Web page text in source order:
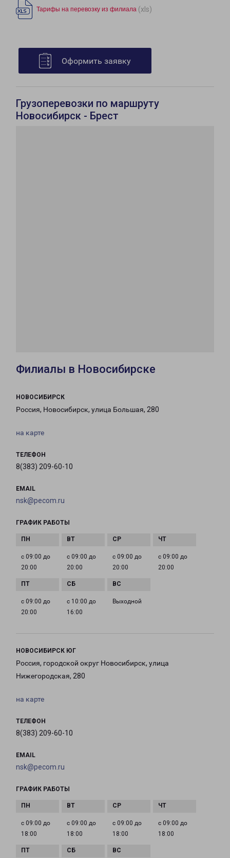
Тарифы на перевозку из филиала (xls)
Оформить заявку
Грузоперевозки по маршруту
Новосибирск - Брест
Филиалы в Новосибирске
НОВОСИБИРСК
Россия, Новосибирск, улица Большая, 280
на карте
ТЕЛЕФОН
8(383) 209-60-10
EMAIL
nsk@pecom.ru
ГРАФИК РАБОТЫ
с 09:00 до
20:00
с 09:00 до
20:00
с 09:00 до
20:00
с 09:00 до
20:00
с 09:00 до
20:00
с 10:00 до
16:00
Выходной
НОВОСИБИРСК ЮГ
Россия, городской округ Новосибирск, улица
Нижегородская, 280
на карте
ТЕЛЕФОН
8(383) 209-60-10
EMAIL
nsk@pecom.ru
ГРАФИК РАБОТЫ
с 09:00 до
18:00
с 09:00 до
18:00
с 09:00 до
18:00
с 09:00 до
18:00